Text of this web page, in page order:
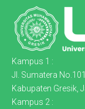
Kampus 1 :
Jl. Sumatera
Kabupaten Gresik,
Kampus 2 :